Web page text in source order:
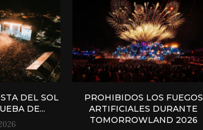
DEL SOL
DE...
PROHIBIDOS LOS FUEGOS
ARTIFICIALES DURANTE
TOMORROWLAND 2026